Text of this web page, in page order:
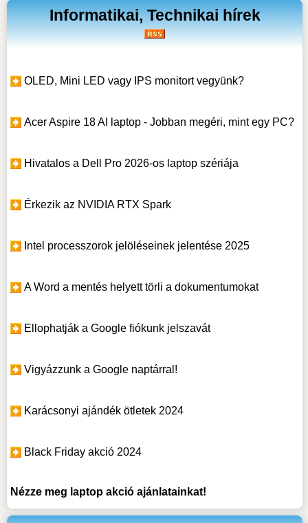
Informatikai, Technikai hírek
OLED, Mini LED vagy IPS monitort vegyünk?
Acer Aspire 18 AI laptop - Jobban megéri, mint egy PC?
Hivatalos a Dell Pro 2026-os laptop szériája
Érkezik az NVIDIA RTX Spark
Intel processzorok jelöléseinek jelentése 2025
A Word a mentés helyett törli a dokumentumokat
Ellophatják a Google fiókunk jelszavát
Vigyázzunk a Google naptárral!
Karácsonyi ajándék ötletek 2024
Black Friday akció 2024
Nézze meg laptop akcióajánlatainkat!